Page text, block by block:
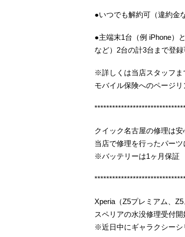
●いつでも解約可（違約金
●主端末1台（例 iPhone）
など）2台の計3台まで登録
※詳しくは当店スタッフま
モバイル保険へのページリ
クイック名古屋の修理は安
当店で修理を行ったパー
※バッテリーは1ヶ月保証
Xperia（Z5プレミアム、
スペリアの水没修理受付開
※近日中にギャラクシーシ